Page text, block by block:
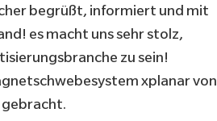
begrüßt, informiert und mit
es macht uns sehr stolz,
zu sein!
xplanar von
gebracht.